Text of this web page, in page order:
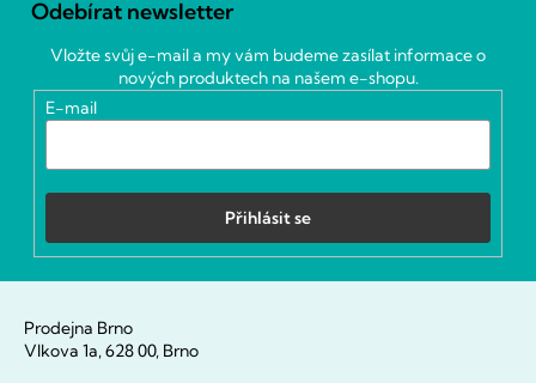
Odebírat newsletter
Vložte svůj e-mail a my vám budeme zasílat informace o
nových produktech na našem e-shopu.
E-mail
Přihlásit se
Prodejna Brno
Vlkova 1a, 628 00, Brno